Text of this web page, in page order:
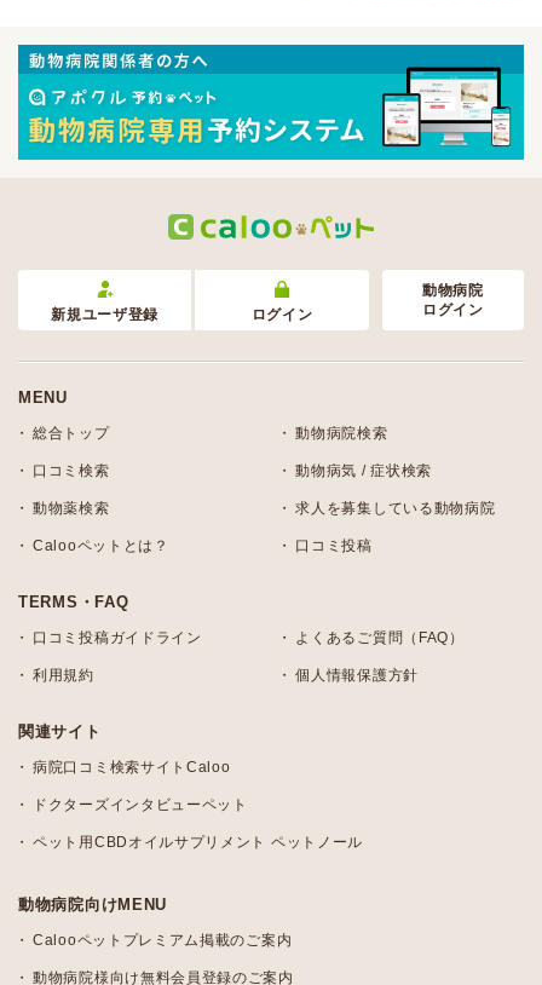
新規ユーザ登録 ログイン
動物病院
ログイン
MENU
総合トップ 動物病院検索
口コミ検索 動物病気 / 症状検索
動物薬検索 求人を募集している動物病院
Calooペットとは？ 口コミ投稿
TERMS・FAQ
口コミ投稿ガイドライン よくあるご質問（FAQ）
利用規約 個人情報保護方針
関連サイト
病院口コミ検索サイトCaloo
ドクターズインタビューペット
ペット用CBDオイルサプリメント ペットノール
動物病院向けMENU
Calooペットプレミアム掲載のご案内
動物病院様向け無料会員登録のご案内